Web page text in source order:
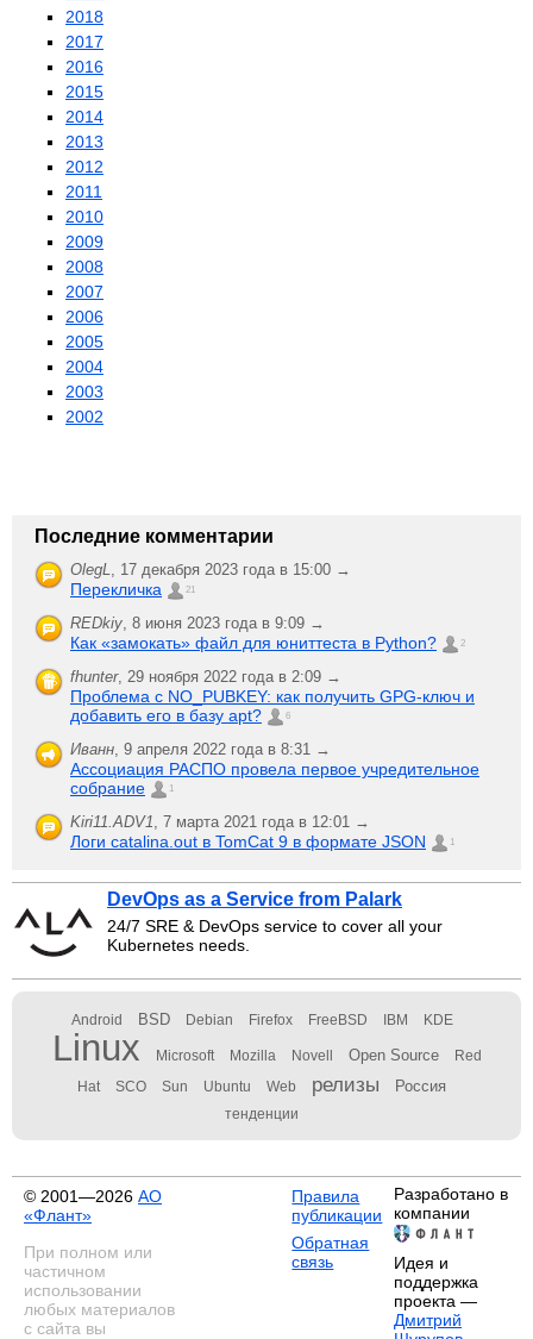
2018
2017
2016
2015
2014
2013
2012
2011
2010
2009
2008
2007
2006
2005
2004
2003
2002
Последние комментарии
OlegL, 17 декабря 2023 года в 15:00 →
Перекличка 21
REDkiy, 8 июня 2023 года в 9:09 →
Как «замокать» файл для юниттеста в Python? 2
fhunter, 29 ноября 2022 года в 2:09 →
Проблема с NO_PUBKEY: как получить GPG-ключ и
добавить его в базу apt?
6
Иванн, 9 апреля 2022 года в 8:31 →
Ассоциация РАСПО провела первое учредительное
собрание
1
Kiri11.ADV1, 7 марта 2021 года в 12:01 →
Логи catalina.out в TomCat 9 в формате JSON 1
DevOps as a Service from Palark
24/7 SRE & DevOps service to cover all your
Kubernetes needs.
Android BSD Debian Firefox FreeBSD IBM KDE
Linux Microsoft Mozilla Novell Open Source Red
Hat SCO Sun Ubuntu Web релизы Россия
тенденции
© 2001—2026 АО
«Флант»
При полном или
частичном
использовании
любых материалов
с сайта вы
Правила
публикации
Обратная
связь
Разработано в
компании
Идея и
поддержка
проекта —
Дмитрий